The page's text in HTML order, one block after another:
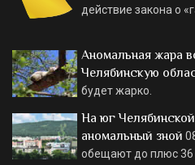
действие закона о
Аномальная жара
Челябинскую
будет жарко.
На юг
аномальный зной
обещают до плюс 36